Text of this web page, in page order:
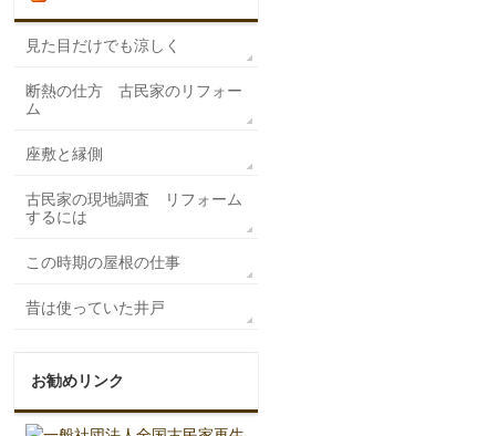
見た目だけでも涼しく
断熱の仕方 古民家のリフォー
ム
座敷と縁側
古民家の現地調査 リフォーム
するには
この時期の屋根の仕事
昔は使っていた井戸
お勧めリンク